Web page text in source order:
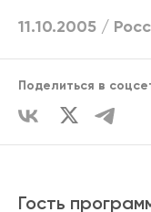
11.10.2005 /
Поделиться в
Гость